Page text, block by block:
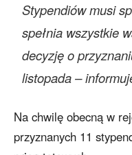
Stypendiów musi
spełnia wszystkie
decyzję o
listopada –
Na chwilę obecną w
przyznanych 11